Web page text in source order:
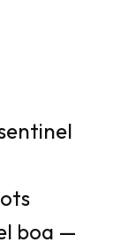
boa —